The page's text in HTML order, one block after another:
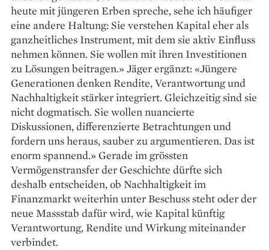
heute mit jüngeren Erben spreche, sehe ich häufiger
eine andere Haltung: Sie verstehen Kapital eher als
ganzheitliches Instrument, mit dem sie aktiv Einfluss
nehmen können. Sie wollen mit ihren Investitionen
zu Lösungen beitragen.» Jäger ergänzt: «Jüngere
Generationen denken Rendite, Verantwortung und
Nachhaltigkeit stärker integriert. Gleichzeitig sind sie
nicht dogmatisch. Sie wollen nuancierte
Diskussionen, differenzierte Betrachtungen und
fordern uns heraus, sauber zu argumentieren. Das ist
enorm spannend.» Gerade im grössten
Vermögenstransfer der Geschichte dürfte sich
deshalb entscheiden, ob Nachhaltigkeit im
Finanzmarkt weiterhin unter Beschuss steht oder der
neue Massstab dafür wird, wie Kapital künftig
Verantwortung, Rendite und Wirkung miteinander
verbindet.